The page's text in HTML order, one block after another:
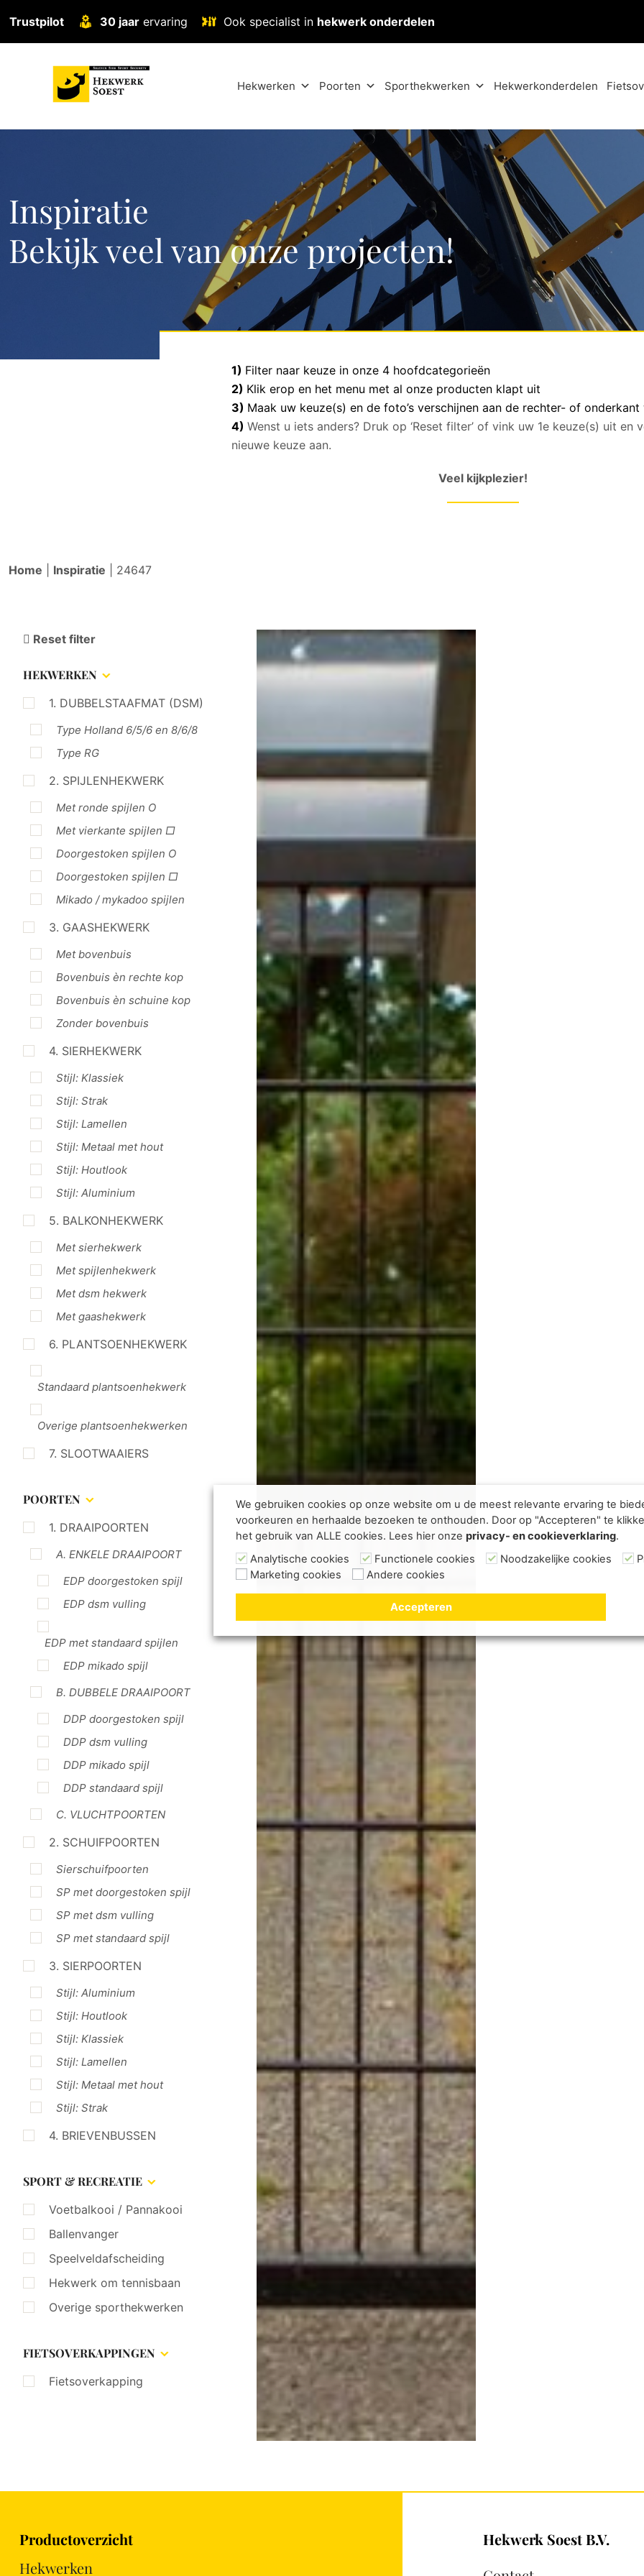
Trustpilot 30 jaar ervaring Ook specialist in hekwerk onderdelen
Hekwerken Poorten Sporthekwerken Hekwerkonderdelen
Inspiratie
Bekijk veel van onze projecten!
1) Filter naar keuze in onze 4 hoofdcategorieën
2) Klik erop en het menu met al onze producten klapt uit
3) Maak uw keuze(s) en de foto’s verschijnen aan de rechter- of onderkant
4) Wenst u iets anders? Druk op ‘Reset filter’ of vink uw 1e keuze(s) uit en
nieuwe keuze aan.
Veel kijkplezier!
Home Inspiratie 24647
Reset filter
HEKWERKEN
1. DUBBELSTAAFMAT (DSM)
Type Holland 6/5/6 en 8/6/8
Type RG
2. SPIJLENHEKWERK
Met ronde spijlen O
Met vierkante spijlen □
Doorgestoken spijlen O
Doorgestoken spijlen □
Mikado / mykadoo spijlen
3. GAASHEKWERK
Met bovenbuis
Bovenbuis èn rechte kop
Bovenbuis èn schuine kop
Zonder bovenbuis
4. SIERHEKWERK
Stijl: Klassiek
Stijl: Strak
Stijl: Lamellen
Stijl: Metaal met hout
Stijl: Houtlook
Stijl: Aluminium
5. BALKONHEKWERK
Met sierhekwerk
Met spijlenhekwerk
Met dsm hekwerk
Met gaashekwerk
6. PLANTSOENHEKWERK
Standaard plantsoenhekwerk
Overige plantsoenhekwerken
7. SLOOTWAAIERS
POORTEN
1. DRAAIPOORTEN
A. ENKELE DRAAIPOORT
EDP doorgestoken spijl
EDP dsm vulling
EDP met standaard spijlen
EDP mikado spijl
B. DUBBELE DRAAIPOORT
DDP doorgestoken spijl
DDP dsm vulling
DDP mikado spijl
DDP standaard spijl
C. VLUCHTPOORTEN
2. SCHUIFPOORTEN
Sierschuifpoorten
SP met doorgestoken spijl
SP met dsm vulling
SP met standaard spijl
3. SIERPOORTEN
Stijl: Aluminium
Stijl: Houtlook
Stijl: Klassiek
Stijl: Lamellen
Stijl: Metaal met hout
Stijl: Strak
4. BRIEVENBUSSEN
SPORT & RECREATIE
Voetbalkooi / Pannakooi
Ballenvanger
Speelveldafscheiding
Hekwerk om tennisbaan
Overige sporthekwerken
FIETSOVERKAPPINGEN
Fietsoverkapping
Productoverzicht
Hekwerken
Hekwerk Soest B.V.
We gebruiken cookies op onze website om u de meest relevante ervaring te
voorkeuren en herhaalde bezoeken te onthouden. Door op "Accepteren" te
het gebruik van ALLE cookies. Lees hier onze privacy- en cookieverklaring.
Analytische cookies
Functionele cookies Noodzakelijke cookies
Marketing cookies
Andere cookies
Accepteren